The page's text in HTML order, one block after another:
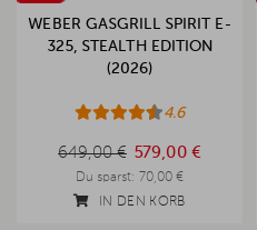
WEBER GASGRILL SPIRIT E-
325, STEALTH EDITION
(2026)
4.6
649,00 € 579,00 €
Du sparst: 70,00 €
IN DEN KORB